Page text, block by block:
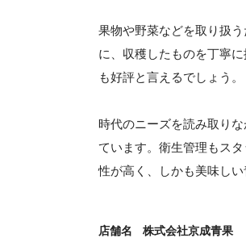
果物や野菜などを取り扱
に、収穫したものを丁寧
も好評と言えるでしょう。
時代のニーズを読み取り
ています。衛生管理もス
性が高く、しかも美味し
店舗名 株式会社京成青果